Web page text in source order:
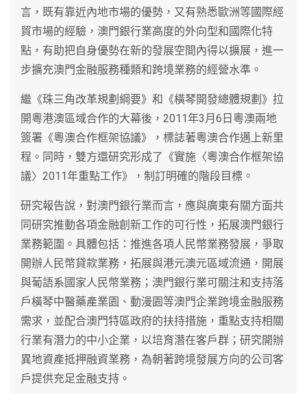
言，既有靠近內地市場的優勢，又有熟悉歐洲等國際經
貿市場的經驗，澳門銀行業高度的外向型和國際化特
點，有助把自身優勢在新的發展空間內得以擴展，進一
步擴充澳門金融服務種類和跨境業務的經營水準。
繼《珠三角改革規劃綱要》和《橫琴開發總體規劃》拉
開粵港澳區域合作的大幕後，2011年3月6日粵澳兩地
簽署《粵澳合作框架協議》，標誌著粵澳合作邁上新里
程。同時，雙方還研究形成了《實施〈粵澳合作框架協
議〉2011年重點工作》，制訂明確的階段目標。
研究報告說，對澳門銀行業而言，應與廣東有關方面共
同研究推動各項金融創新工作的可行性，拓展澳門銀行
業務範圍。具體包括：推進各項人民幣業務發展，爭取
開辦人民幣貸款業務，拓展與港元澳元區域流通，開展
與葡語系國家人民幣業務；澳門銀行業可關注和支持落
戶橫琴中醫藥產業園、動漫園等澳門企業跨境金融服務
需求，並配合澳門特區政府的扶持措施，重點支持相關
行業有潛力的中小企業，以培育潛在客戶群；研究開辦
異地資產抵押融資業務，為朝著跨境發展方向的公司客
戶提供充足金融支持。